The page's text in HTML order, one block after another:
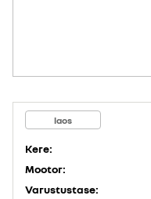
laos
Kere:
Mootor:
Varustustase: